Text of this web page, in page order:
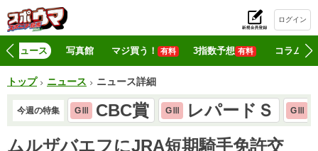
ログイン
ニュース 写真館 マジ買う！ 有料 3指数予想 有料 コラム
トップ ニュース ニュース詳細
今週の特集 GⅢ CBC賞 GⅢ レパードＳ GⅢ
ムルザバエフにJRA短期騎手免許交